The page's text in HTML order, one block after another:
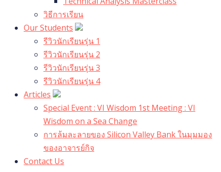
วิธีการเรียน
Our Students
รีวิวนักเรียนรุ่น 1
รีวิวนักเรียนรุ่น 2
รีวิวนักเรียนรุ่น 3
รีวิวนักเรียนรุ่น 4
Articles
Special Event : VI Wisdom 1st Meeting : VI
Wisdom on a Sea Change
การล้มละลายของ Silicon Valley Bank ในมุมมอง
ของอาจารย์กิจ
Contact Us